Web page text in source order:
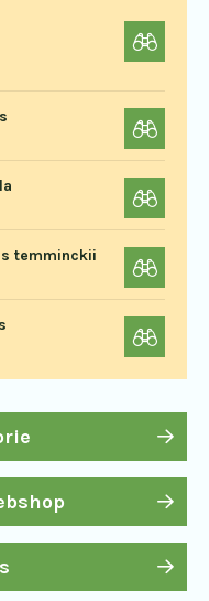
temminckii